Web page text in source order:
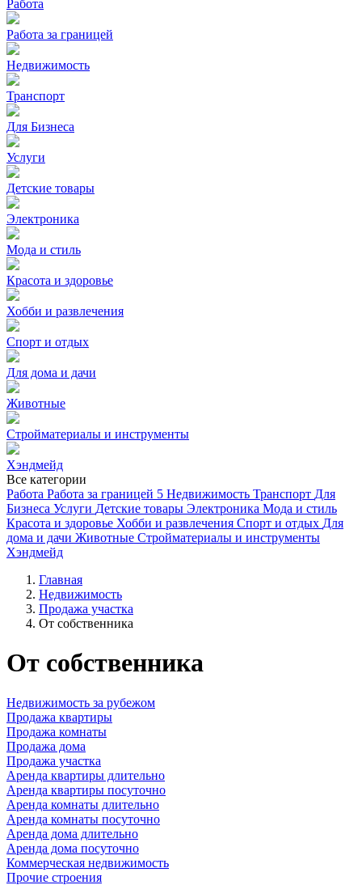
Работа
Работа за границей
Недвижимость
Транспорт
Для Бизнеса
Услуги
Детские товары
Электроника
Мода и стиль
Красота и здоровье
Хобби и развлечения
Спорт и отдых
Для дома и дачи
Животные
Стройматериалы и инструменты
Хэндмейд
Все категории
Работа Работа за границей 5 Недвижимость Транспорт Для
Бизнеса Услуги Детские товары Электроника Мода и стиль
Красота и здоровье Хобби и развлечения Спорт и отдых Для
дома и дачи Животные Стройматериалы и инструменты
Хэндмейд
Главная
Недвижимость
Продажа участка
От собственника
От собственника
Недвижимость за рубежом
Продажа квартиры
Продажа комнаты
Продажа дома
Продажа участка
Аренда квартиры длительно
Аренда квартиры посуточно
Аренда комнаты длительно
Аренда комнаты посуточно
Аренда дома длительно
Аренда дома посуточно
Коммерческая недвижимость
Прочие строения